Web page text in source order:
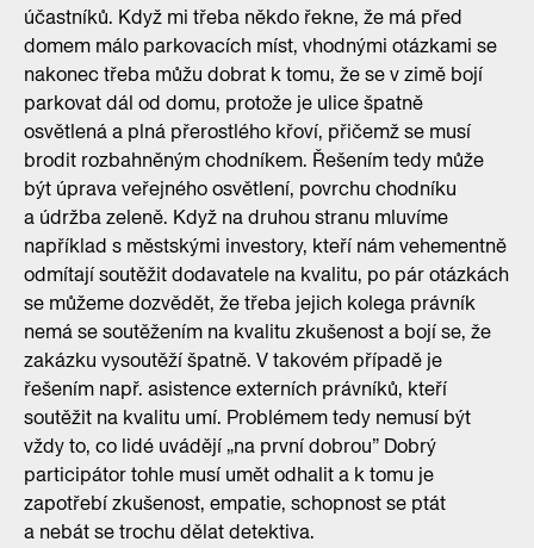
účastníků. Když mi třeba někdo řekne, že má před
domem málo parkovacích míst, vhodnými otázkami se
nakonec třeba můžu dobrat k tomu, že se v zimě bojí
parkovat dál od domu, protože je ulice špatně
osvětlená a plná přerostlého křoví, přičemž se musí
brodit rozbahněným chodníkem. Řešením tedy může
být úprava veřejného osvětlení, povrchu chodníku
a údržba zeleně. Když na druhou stranu mluvíme
například s městskými investory, kteří nám vehementně
odmítají soutěžit dodavatele na kvalitu, po pár otázkách
se můžeme dozvědět, že třeba jejich kolega právník
nemá se soutěžením na kvalitu zkušenost a bojí se, že
zakázku vysoutěží špatně. V takovém případě je
řešením např. asistence externích právníků, kteří
soutěžit na kvalitu umí. Problémem tedy nemusí být
vždy to, co lidé uvádějí „na první dobrou” Dobrý
participátor tohle musí umět odhalit a k tomu je
zapotřebí zkušenost, empatie, schopnost se ptát
a nebát se trochu dělat detektiva.